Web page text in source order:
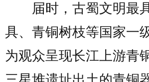
届时，古蜀文明最
具、青铜树枝等国家一
为观众呈现长江上游青